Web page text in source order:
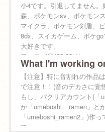
小4です。引退してません
森、ポケモンsv、ポケモン
マイクラ、ポケモン剣盾、
8dx、スイカゲーム、ポケ
大好きです。
フォロバ◯(99.99%)
スパム◯
宣言◯
お願い
https://scratch.mit.edu/
スタジオで「入れて」とコメ
コメントしたら入れてあげる
What I'm working
【注意】特に音割れの作品
で注意！！(音のデカさに覚
もし、パクリアカウント(「
か「umeboshi__ramen」と
「umeboshi_ramen2」)作
て。